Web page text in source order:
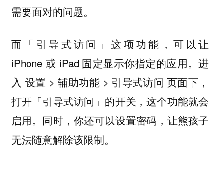
需要面对的问题。
而「引导式访问」这项功能，可以让
iPhone 或 iPad 固定显示你指定的应用。进
入 设置 > 辅助功能 > 引导式访问 页面下，
打开「引导式访问」的开关，这个功能就会
启用。同时，你还可以设置密码，让熊孩子
无法随意解除该限制。